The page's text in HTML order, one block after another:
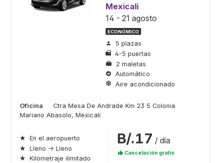
Mexicali
14 - 21 agosto
ECONÓMICO
5 plazas
4-5 puertas
2 maletas
Automático
Aire acondicionado
Oficina
Ctra Mesa De Andrade Km 23 5 Colonia
Mariano Abasolo, Mexicali
★ En el aeropuerto
★ Lleno → Lleno
★ Kilometraje ilimitado
B/.17 / día
Cancelación gratis